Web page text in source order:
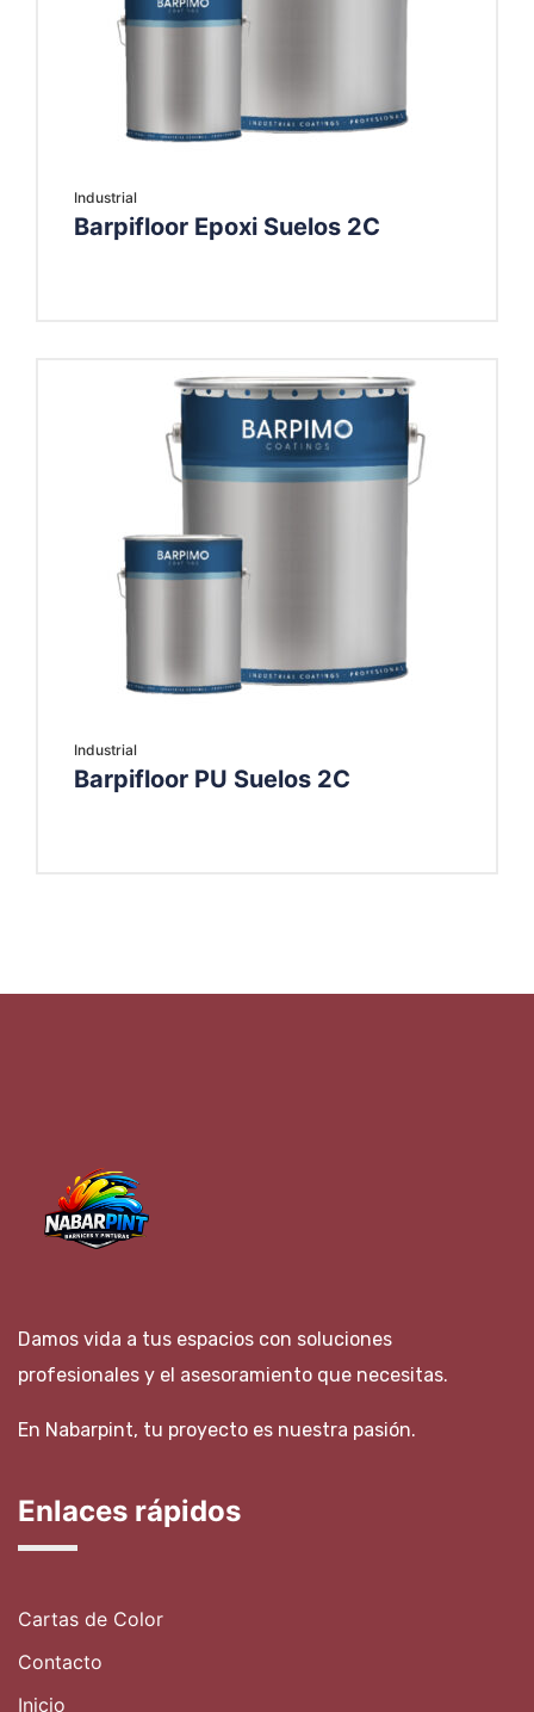
Industrial
Barpifloor Epoxi Suelos 2C
Industrial
Barpifloor PU Suelos 2C
Damos vida a tus espacios con soluciones
profesionales y el asesoramiento que necesitas.
En Nabarpint, tu proyecto es nuestra pasión.
Enlaces rápidos
Cartas de Color
Contacto
Inicio